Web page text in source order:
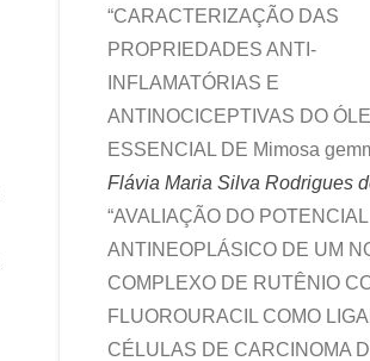
“CARACTERIZAÇÃO DAS
PROPRIEDADES ANTI-
INFLAMATÓRIAS E
ANTINOCICEPTIVAS DO
ESSENCIAL DE Mimosa
Flávia Maria Silva Rodrigues
“AVALIAÇÃO DO POTENCIAL
ANTINEOPLÁSICO DE UM
COMPLEXO DE RUTÊNIO
FLUOROURACIL COMO
CÉLULAS DE CARCINOMA